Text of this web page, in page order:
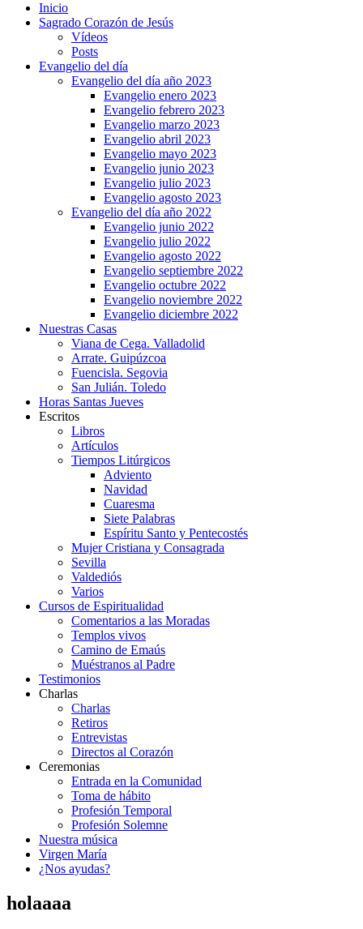
Inicio
Sagrado Corazón de Jesús
Vídeos
Posts
Evangelio del día
Evangelio del día año 2023
Evangelio enero 2023
Evangelio febrero 2023
Evangelio marzo 2023
Evangelio abril 2023
Evangelio mayo 2023
Evangelio junio 2023
Evangelio julio 2023
Evangelio agosto 2023
Evangelio del día año 2022
Evangelio junio 2022
Evangelio julio 2022
Evangelio agosto 2022
Evangelio septiembre 2022
Evangelio octubre 2022
Evangelio noviembre 2022
Evangelio diciembre 2022
Nuestras Casas
Viana de Cega. Valladolid
Arrate. Guipúzcoa
Fuencisla. Segovia
San Julián. Toledo
Horas Santas Jueves
Escritos
Libros
Artículos
Tiempos Litúrgicos
Adviento
Navidad
Cuaresma
Siete Palabras
Espíritu Santo y Pentecostés
Mujer Cristiana y Consagrada
Sevilla
Valdediós
Varios
Cursos de Espiritualidad
Comentarios a las Moradas
Templos vivos
Camino de Emaús
Muéstranos al Padre
Testimonios
Charlas
Charlas
Retiros
Entrevistas
Directos al Corazón
Ceremonias
Entrada en la Comunidad
Toma de hábito
Profesión Temporal
Profesión Solemne
Nuestra música
Virgen María
¿Nos ayudas?
holaaaa